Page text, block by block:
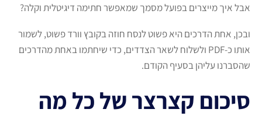
אבל איך מייצרים בפועל מסמך שמאפשר חתימה דיגיטלית וקלה?
ובכן, אחת הדרכים היא פשוט לנסח חוזה בקובץ וורד פשוט, לשמור
אותו כ-PDF ולשלוח לשאר הצדדים, כדי שיחתמו באחת מהדרכים
שהסברנו עליהן בסעיף הקודם.
סיכום קצרצר של כל מה